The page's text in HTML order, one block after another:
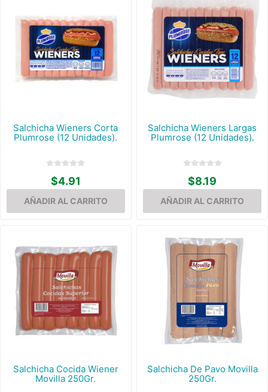
Salchicha Wieners Corta
Plumrose (12 Unidades).
$4.91
Salchicha Wieners Largas
Plumrose (12 Unidades).
$8.19
Salchicha Cocida Wiener
Movilla 250Gr.
Salchicha De Pavo Movilla
250Gr.